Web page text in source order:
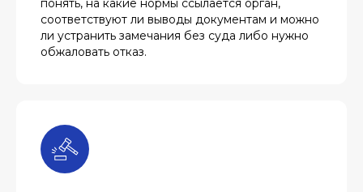
понять, на какие нормы ссылается орган,
соответствуют ли выводы документам и можно
ли устранить замечания без суда либо нужно
обжаловать отказ.